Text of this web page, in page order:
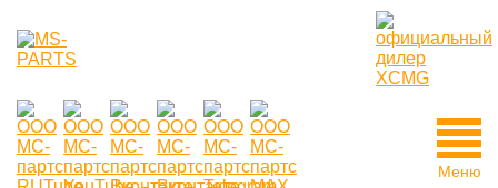
Меню